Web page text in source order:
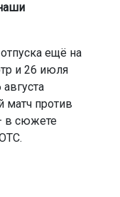
ещё на
и 26 июля
матч против
в сюжете